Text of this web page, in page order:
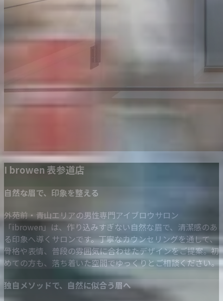
I browen 表参道店
自然な眉で、印象を整える
外苑前・青山エリアの男性専門アイブロウサロン
「ibrowen」は、作り込みすぎない自然な眉で、清潔感のあ
る印象へ導くサロンです。丁寧なカウンセリングを通して、
骨格や表情、普段の雰囲気に合わせたデザインをご提案。初
めての方も、落ち着いた空間でゆっくりとご相談ください。
独自メソッドで、自然に似合う眉へ